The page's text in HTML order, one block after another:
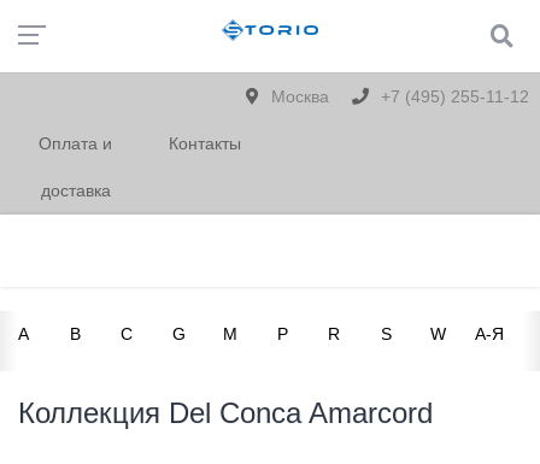
Москва +7 (495) 255-11-12
Оплата и
доставка
Контакты
A B C G M P R S W А-Я
Коллекция Del Conca Amarcord